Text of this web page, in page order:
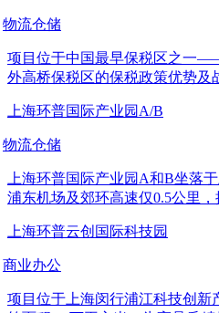
物流仓储
项目位于中国最早保税区之一
外高桥保税区的保税政策优势及
上海环普国际产业园A/B
物流仓储
上海环普国际产业园A和B坐落
浦东机场及郊环高速仅0.5公里
上海环普云创国际科技园
商业办公
项目位于上海闵行浦江科技创新